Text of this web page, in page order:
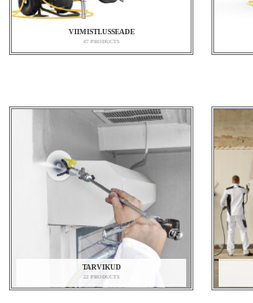
VIIMISTLUSSEADE
47 PRODUCTS
TARVIKUD
22 PRODUCTS